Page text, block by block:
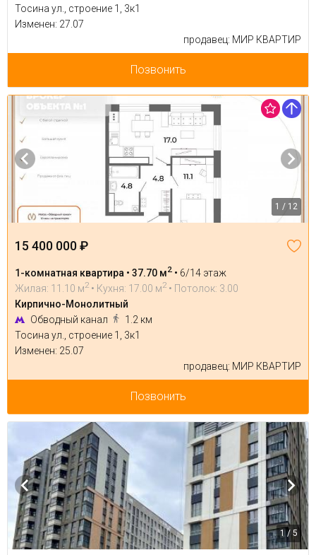
Тосина ул., строение 1, 3к1
Изменен: 27.07
продавец: МИР КВАРТИР
Позвонить
1 / 12
15 400 000 ₽
1-комнатная квартира • 37.70 м2 • 6/14 этаж
Жилая: 11.10 м2 • Кухня: 17.00 м2 • Потолок: 3.00
Кирпично-Монолитный
Обводный канал
1.2 км
Тосина ул., строение 1, 3к1
Изменен: 25.07
продавец: МИР КВАРТИР
Позвонить
1 / 5